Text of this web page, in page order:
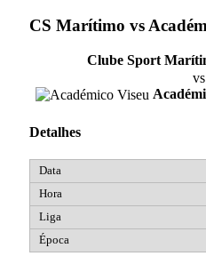
CS Marítimo vs
Clube Sport
vs
Detalhes